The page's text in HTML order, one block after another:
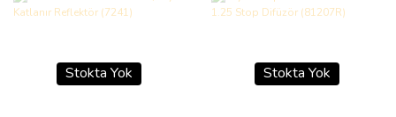
Stokta Yok Stokta Yok